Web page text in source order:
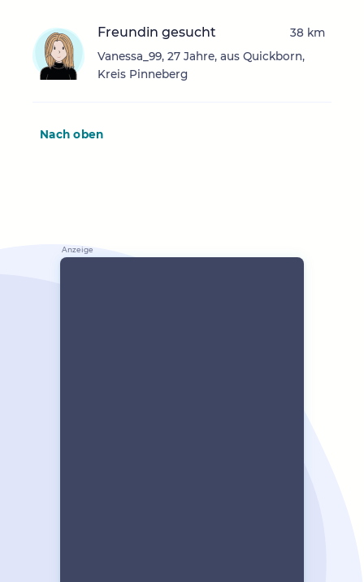
Freundin gesucht
Vanessa_99, 27 Jahre, aus Quickborn,
Kreis Pinneberg
38 km
Nach oben